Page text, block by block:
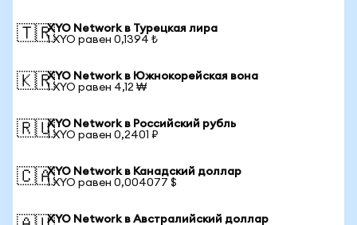
🇹🇷XYO Network в Турецкая лира
1 XYO равен 0,1394 ₺
🇰🇷XYO Network в Южнокорейская вона
1 XYO равен 4,12 ₩
🇷🇺XYO Network в Российский рубль
1 XYO равен 0,2401 ₽
🇨🇦XYO Network в Канадский доллар
1 XYO равен 0,004077 $
XYO Network в Австралийский доллар